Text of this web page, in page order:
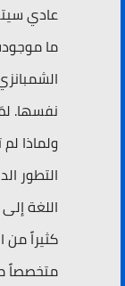
عادي
ما
نفسها.
ولماذا
التطور
اللغة
كثيراً
متخصصاً